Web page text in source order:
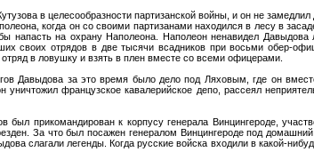
в целесообразности партизанской войны, и он не
когда он со своими партизанами находился в лесу в
напасть на охрану Наполеона. Наполеон ненавидел Давыдова
своих отрядов в две тысячи всадников при восьми обер-
в ловушку и взять в плен вместе со всеми офицерами.
Давыдова за это время было дело под Ляховым, где он
уничтожил французское кавалерийское депо, рассеял
был прикомандирован к корпусу генерала Винцингероде,
За что был посажен генералом Винцингероде под
слагали легенды. Когда русские войска входили в какой-